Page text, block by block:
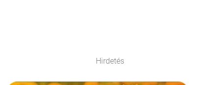
Hirdetés